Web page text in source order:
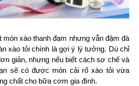
món xào thanh đạm nhưng vẫn đậm đà
xào tỏi chính là gợi ý lý tưởng. Dù chỉ
giản, nhưng nếu biết cách sơ chế và
sẽ có được món cải rổ xào tỏi vừa
chất cho bữa cơm gia đình.